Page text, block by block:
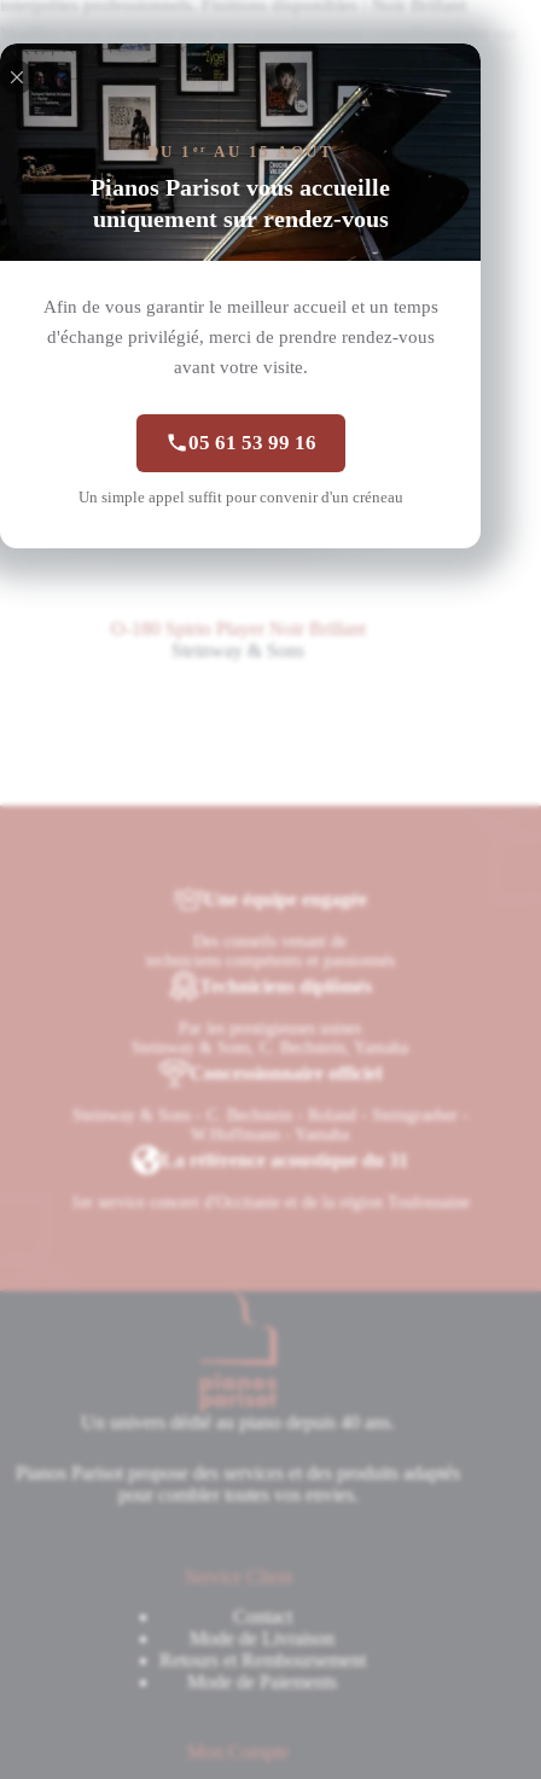
DU 1 er AU 15 AOÛT
Pianos Parisot vous accueille
uniquement sur rendez-vous
Afin de vous garantir le meilleur accueil et un temps
d'échange privilégié, merci de prendre rendez-vous
avant votre visite.
05 61 53 99 16
Un simple appel suffit pour convenir d'un créneau
interprètes professionnels. Finitions disponibles : Noir Brillant
les différents vernis existants.
Lire plus
Produits similaires
O-180 Spirio Player Noir Brillant
Steinway & Sons
Une équipe engagée
Des conseils venant de
techniciens compétents et passionnés
Techniciens diplômés
Par les prestigieuses usines
Steinway & Sons, C. Bechstein, Yamaha
Concessionnaire officiel
Steinway & Sons - C. Bechstein - Roland - Steingraeber -
W.Hoffmann - Yamaha
La référence acoustique du 31
1er service concert d'Occitanie et de la région Toulousaine
Un univers dédié au piano depuis 40 ans.
Pianos Parisot propose des services et des produits adaptés
pour combler toutes vos envies.
Contact
Mode de Livraison
Retours et Remboursement
Mode de Paiements